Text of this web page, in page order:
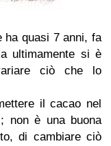
ha quasi 7 anni, fa
ultimamente si è
ciò che lo
il cacao nel
non è una buona
di cambiare ciò